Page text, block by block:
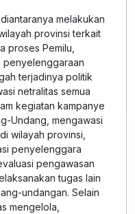
melakukan
provinsi terkait
proses Pemilu,
penyelenggaraan
terjadinya politik
netralitas semua
kegiatan kampanye
Undang, mengawasi
wilayah provinsi,
penyelenggara
pengawasan
tugas lain
undangan. Selain
mengelola,